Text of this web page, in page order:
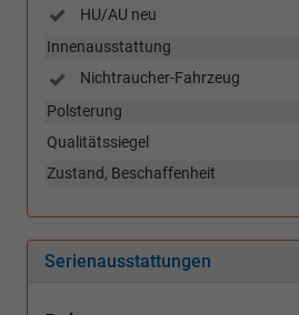
HU/AU neu
Innenausstattung
Nichtraucher-Fahrzeug
Polsterung
Qualitätssiegel
Zustand, Beschaffenheit
Serienausstattungen